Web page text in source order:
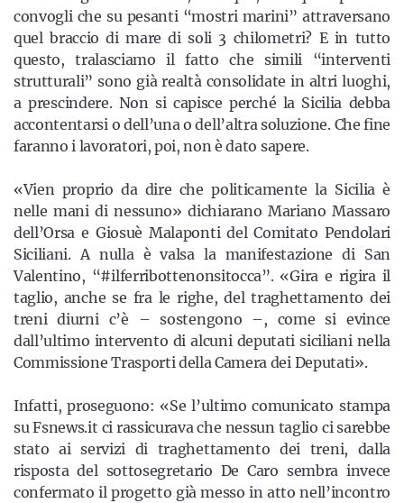
convogli che su pesanti “mostri marini” attraversano
quel braccio di mare di soli 3 chilometri? E in tutto
questo, tralasciamo il fatto che simili “interventi
strutturali” sono già realtà consolidate in altri luoghi,
a prescindere. Non si capisce perché la Sicilia debba
accontentarsi o dell’una o dell’altra soluzione. Che fine
faranno i lavoratori, poi, non è dato sapere.
«Vien proprio da dire che politicamente la Sicilia è
nelle mani di nessuno» dichiarano Mariano Massaro
dell’Orsa e Giosuè Malaponti del Comitato Pendolari
Siciliani. A nulla è valsa la manifestazione di San
Valentino, “#ilferribottenonsitocca”. «Gira e rigira il
taglio, anche se fra le righe, del traghettamento dei
treni diurni c’è – sostengono –, come si evince
dall’ultimo intervento di alcuni deputati siciliani nella
Commissione Trasporti della Camera dei Deputati».
Infatti, proseguono: «Se l’ultimo comunicato stampa
su Fsnews.it ci rassicurava che nessun taglio ci sarebbe
stato ai servizi di traghettamento dei treni, dalla
risposta del sottosegretario De Caro sembra invece
confermato il progetto già messo in atto nell’incontro